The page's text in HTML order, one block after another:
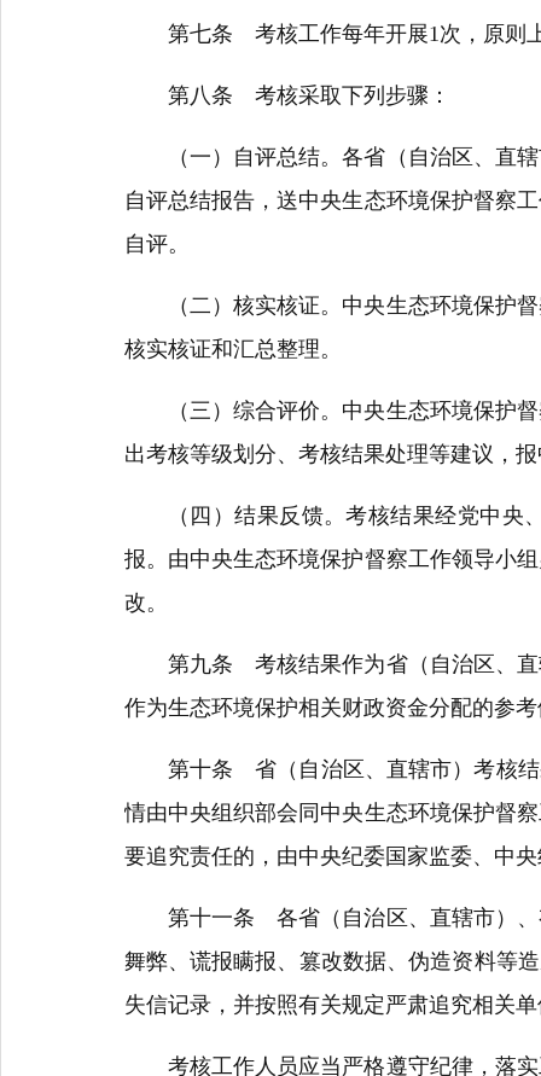
第七条 考核工作每年开展1次，原则上
第八条 考核采取下列步骤：
（一）自评总结。各省（自治区、直辖
自评总结报告，送中央生态环境保护督察
自评。
（二）核实核证。中央生态环境保护督
核实核证和汇总整理。
（三）综合评价。中央生态环境保护督
出考核等级划分、考核结果处理等建议，
（四）结果反馈。考核结果经党中央、
报。由中央生态环境保护督察工作领导小
改。
第九条 考核结果作为省（自治区、直
作为生态环境保护相关财政资金分配的参
第十条 省（自治区、直辖市）考核结
情由中央组织部会同中央生态环境保护督
要追究责任的，由中央纪委国家监委、中
第十一条 各省（自治区、直辖市）、
舞弊、谎报瞒报、篡改数据、伪造资料等
失信记录，并按照有关规定严肃追究相关
考核工作人员应当严格遵守纪律，落实